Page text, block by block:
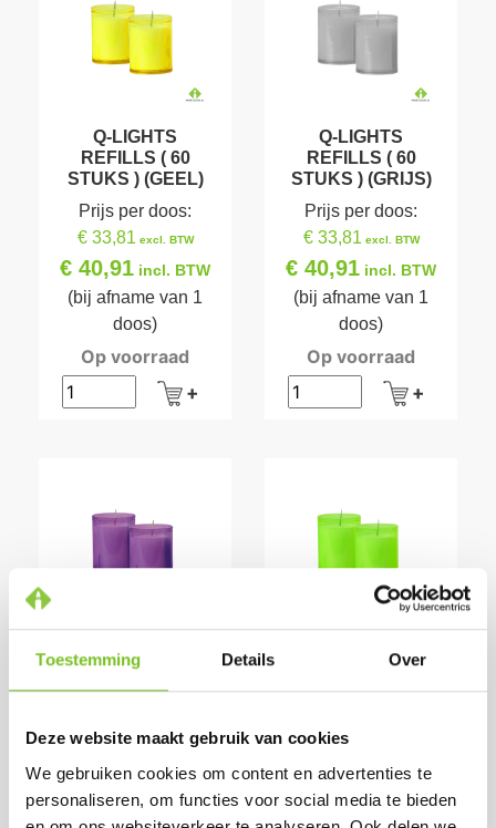
Toestemming Details Over
Deze website maakt gebruik van cookies
We gebruiken cookies om content en advertenties te
personaliseren, om functies voor social media te bieden
Q-LIGHTS
REFILLS ( 60
STUKS ) (GEEL)
Prijs per doos:
€ 33,81 excl. BTW
€ 40,91 incl. BTW
(bij afname van 1
doos)
Op voorraad
Q-LIGHTS
REFILLS ( 60
STUKS ) (GRIJS)
Prijs per doos:
€ 33,81 excl. BTW
€ 40,91 incl. BTW
(bij afname van 1
doos)
Op voorraad
REFILLS ( 60
STUKS ) (LILA)
€ 33,81
excl. BTW
€ 40,91 incl. BTW
(bij afname van 1
REFILLS ( 60
STUKS ) (LIME
Prijs per doos:
€ 33,81excl. BTW
€ 40,91incl. BTW